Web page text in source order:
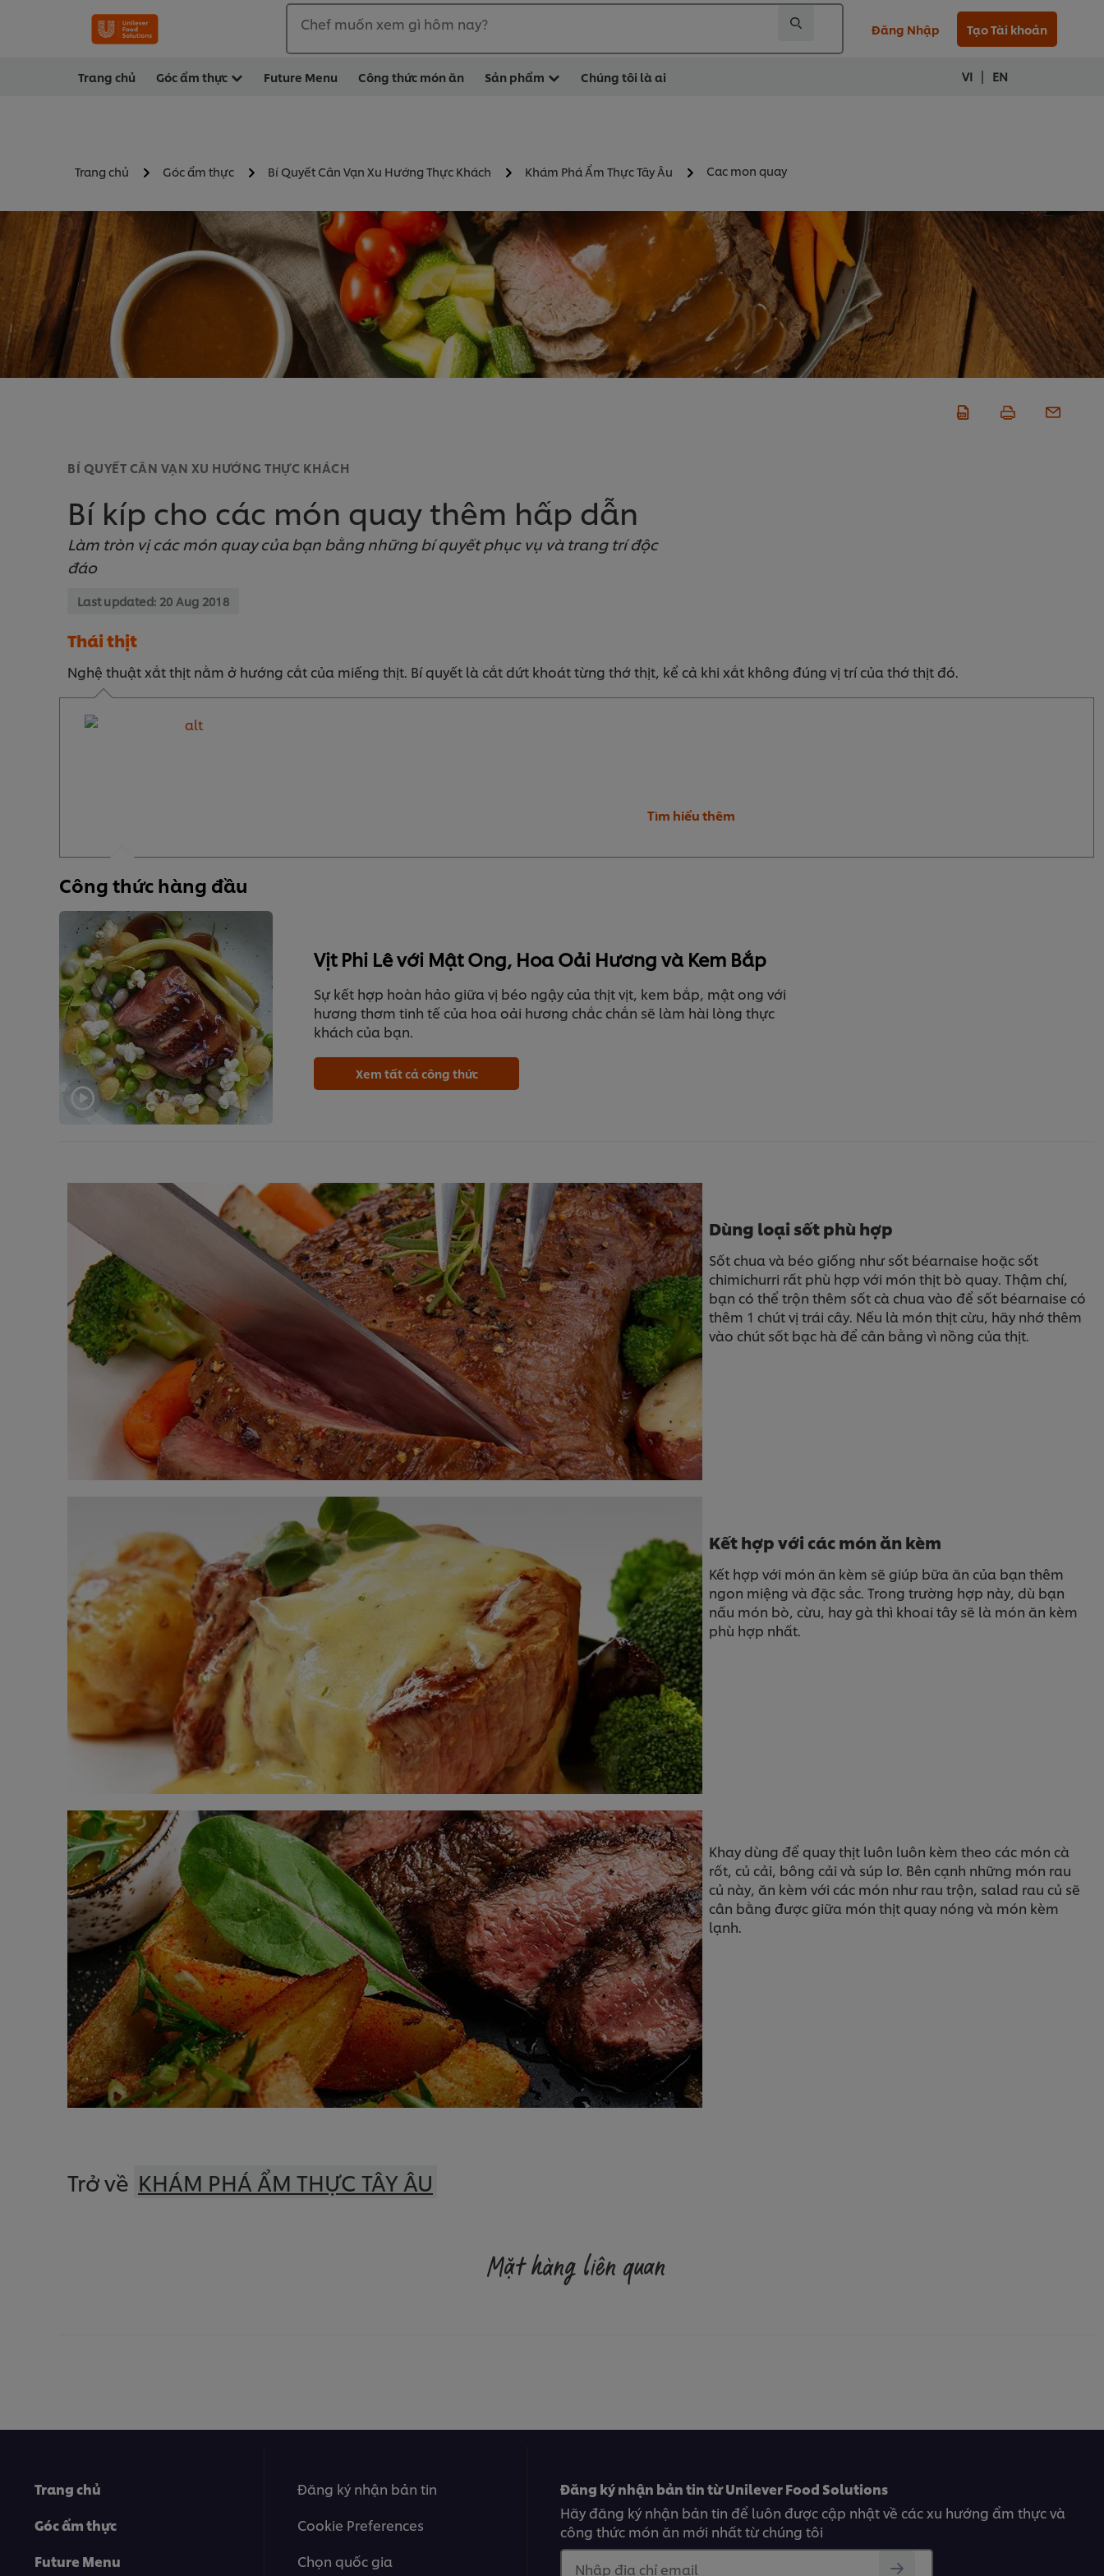
Chef muốn xem gì hôm nay? Đăng Nhập Tạo Tài khoản
Trang chủ Góc ẩm thực Future Menu Công thức món ăn Sản phẩm Chúng tôi là ai VI | EN
Trang chủ Góc ẩm thực Bí Quyết Cân Vạn Xu Hướng Thực Khách Khám Phá Ẩm Thực Tây Âu Cac mon quay
BÍ QUYẾT CÂN VẠN XU HƯỚNG THỰC KHÁCH
Bí kíp cho các món quay thêm hấp dẫn
Làm tròn vị các món quay của bạn bằng những bí quyết phục vụ và trang trí độc
đáo
Last updated: 20 Aug 2018
Thái thịt
Nghệ thuật xắt thịt nằm ở hướng cắt của miếng thịt. Bí quyết là cắt dứt khoát từng thớ thịt, kể cả khi xắt không đúng vị trí của thớ thịt đó.
Tìm hiểu thêm
Công thức hàng đầu
Vịt Phi Lê với Mật Ong, Hoa Oải Hương và Kem Bắp
Sự kết hợp hoàn hảo giữa vị béo ngậy của thịt vịt, kem bắp, mật ong với
hương thơm tinh tế của hoa oải hương chắc chắn sẽ làm hài lòng thực
khách của bạn.
Xem tất cả công thức
Dùng loại sốt phù hợp
Sốt chua và béo giống như sốt béarnaise hoặc sốt
chimichurri rất phù hợp với món thịt bò quay. Thậm chí,
bạn có thể trộn thêm sốt cà chua vào để sốt béarnaise có
thêm 1 chút vị trái cây. Nếu là món thịt cừu, hãy nhớ thêm
vào chút sốt bạc hà để cân bằng vì nồng của thịt.
Kết hợp với các món ăn kèm
Kết hợp với món ăn kèm sẽ giúp bữa ăn của bạn thêm
ngon miệng và đặc sắc. Trong trường hợp này, dù bạn
nấu món bò, cừu, hay gà thì khoai tây sẽ là món ăn kèm
phù hợp nhất.
Khay dùng để quay thịt luôn luôn kèm theo các món cà
rốt, củ cải, bông cải và súp lơ. Bên cạnh những món rau
củ này, ăn kèm với các món như rau trộn, salad rau củ sẽ
cân bằng được giữa món thịt quay nóng và món kèm
lạnh.
Trở về KHÁM PHÁ ẨM THỰC TÂY ÂU
Mặt hàng liên quan
Trang chủ
Góc ẩm thực
Future Menu
Đăng ký nhận bản tin
Cookie Preferences
Chọn quốc gia
Đăng ký nhận bản tin từ Unilever Food Solutions
Hãy đăng ký nhận bản tin để luôn được cập nhật về các xu hướng ẩm thực và
công thức món ăn mới nhất từ chúng tôi
Nhập địa chỉ email